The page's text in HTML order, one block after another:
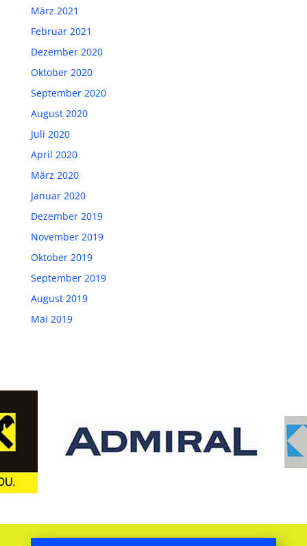
März 2021
Februar 2021
Dezember 2020
Oktober 2020
September 2020
August 2020
Juli 2020
April 2020
März 2020
Januar 2020
Dezember 2019
November 2019
Oktober 2019
September 2019
August 2019
Mai 2019